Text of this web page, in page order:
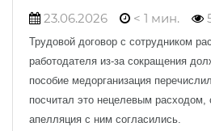
23.06.2026 < 1 мин.
Трудовой договор с сотрудником
работодателя из-за сокращения
пособие медорганизация
посчитал это нецелевым расходом,
апелляция с ним согласились.